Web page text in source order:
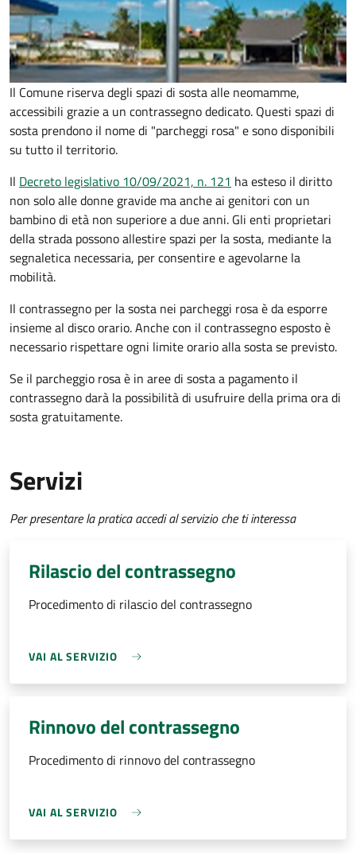
Il Comune riserva degli spazi di sosta alle neomamme,
accessibili grazie a un contrassegno dedicato. Questi spazi di
sosta prendono il nome di "parcheggi rosa" e sono disponibili
su tutto il territorio.
Il Decreto legislativo 10/09/2021, n. 121 ha esteso il diritto
non solo alle donne gravide ma anche ai genitori con un
bambino di età non superiore a due anni. Gli enti proprietari
della strada possono allestire spazi per la sosta, mediante la
segnaletica necessaria, per consentire e agevolarne la
mobilità.
Il contrassegno per la sosta nei parcheggi rosa è da esporre
insieme al disco orario. Anche con il contrassegno esposto è
necessario rispettare ogni limite orario alla sosta se previsto.
Se il parcheggio rosa è in aree di sosta a pagamento il
contrassegno darà la possibilità di usufruire della prima ora di
sosta gratuitamente.
Servizi
Per presentare la pratica accedi al servizio che ti interessa
Rilascio del contrassegno
Procedimento di rilascio del contrassegno
VAI AL SERVIZIO
Rinnovo del contrassegno
Procedimento di rinnovo del contrassegno
VAI AL SERVIZIO